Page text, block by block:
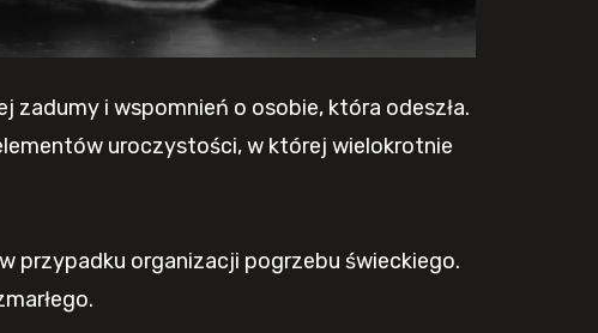
zadumy i wspomnień o osobie, która odeszła.
uroczystości, w której wielokrotnie
przypadku organizacji pogrzebu świeckiego.